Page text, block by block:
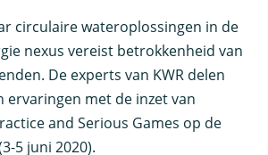
circulaire wateroplossingen in de
nexus vereist betrokkenheid van
De experts van KWR delen
ervaringen met de inzet van
and Serious Games op de
5 juni 2020).